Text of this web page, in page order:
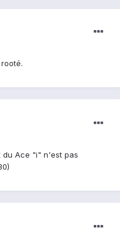
du Ace "i" n'est pas